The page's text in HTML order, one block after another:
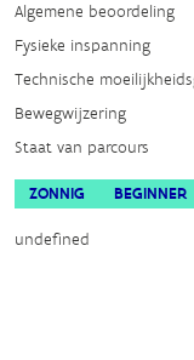
Algemene beoordeling
Fysieke inspanning
Technische
Bewegwijzering
Staat van parcours
ZONNIG BEGINNER
undefined